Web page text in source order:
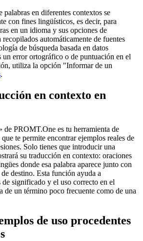
palabras en diferentes contextos se
con fines lingüísticos, es decir, para
en un idioma y sus opciones de
automáticamente de fuentes
de búsqueda basada en datos
un error ortográfico o de puntuación en el
utiliza la opción "Informar de un
.
en contexto en
de PROMT.One es tu herramienta de
te permite encontrar ejemplos reales de
Solo tienes que introducir una
su traducción en contexto: oraciones
donde esa palabra aparece junto con
destino. Esta función ayuda a
de significado y el uso correcto en el
de un término poco frecuente como de una
de uso procedentes